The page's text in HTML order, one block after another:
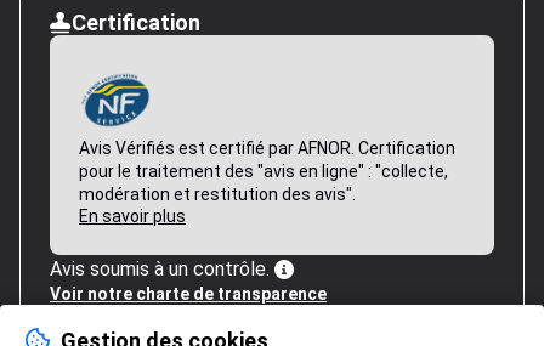
Certification
Avis Vérifiés est certifié par AFNOR. Certification
pour le traitement des "avis en ligne" : "collecte,
modération et restitution des avis".
En savoir plus
Avis soumis à un contrôle.
Voir notre charte de transparence
Gestion des cookies